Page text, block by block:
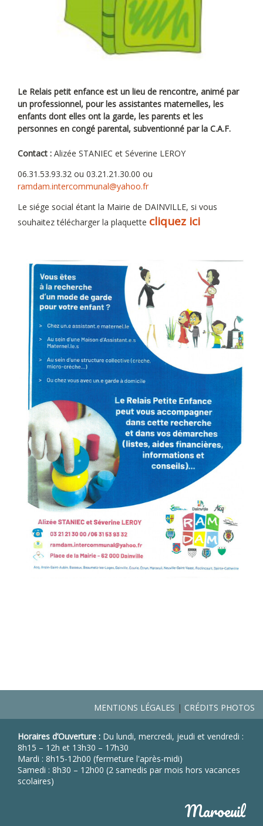
Le Relais petit enfance est un lieu de rencontre, animé par
un professionnel, pour les assistantes maternelles, les
enfants dont elles ont la garde, les parents et les
personnes en congé parental, subventionné par la C.A.F.
Contact : Alizée STANIEC et Séverine LEROY
06.31.53.93.32 ou 03.21.21.30.00 ou
ramdam.intercommunal@yahoo.fr
Le siége social étant la Mairie de DAINVILLE, si vous
souhaitez télécharger la plaquette cliquez ici
MENTIONS LÉGALES CRÉDITS PHOTOS
Horaires d’Ouverture : Du lundi, mercredi, jeudi et vendredi :
8h15 – 12h et 13h30 – 17h30
Mardi : 8h15-12h00 (fermeture l'après-midi)
Samedi : 8h30 – 12h00 (2 samedis par mois hors vacances
scolaires)
Maroeuil